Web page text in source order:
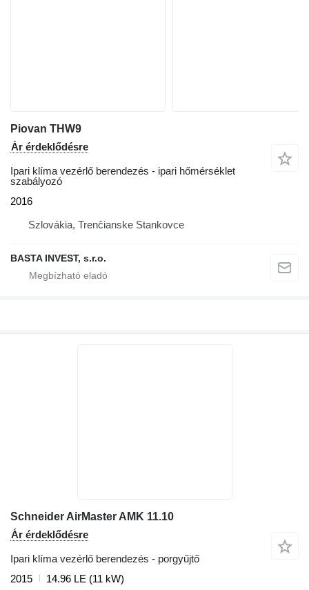
Piovan THW9
Ár érdeklődésre
Ipari klíma vezérlő berendezés - ipari hőmérséklet
szabályozó
2016
Szlovákia, Trenčianske Stankovce
BASTA INVEST, s.r.o.
Schneider AirMaster AMK 11.10
Ár érdeklődésre
Ipari klíma vezérlő berendezés - porgyűjtő
2015
14.96 LE (11 kW)